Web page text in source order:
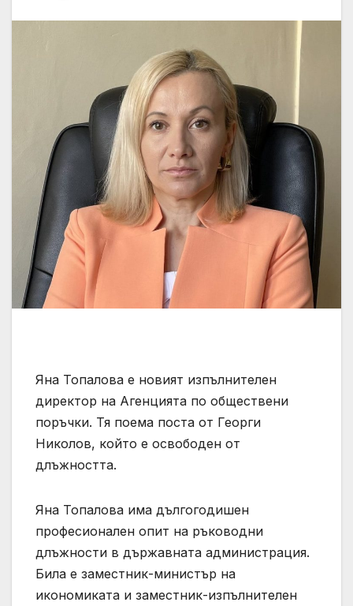
Яна Топалова е новият изпълнителен
директор на Агенцията по обществени
поръчки. Тя поема поста от Георги
Николов, който е освободен от
длъжността.
Яна Топалова има дългогодишен
професионален опит на ръководни
длъжности в държавната администрация.
Била е заместник-министър на
икономиката и заместник-изпълнителен